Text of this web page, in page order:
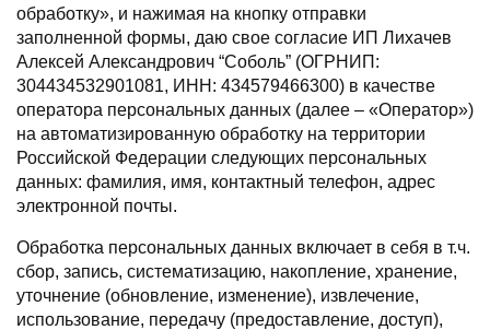
обработку», и нажимая на кнопку отправки
заполненной формы, даю свое согласие ИП Лихачев
Алексей Александрович “Соболь” (ОГРНИП:
304434532901081, ИНН: 434579466300) в качестве
оператора персональных данных (далее – «Оператор»)
на автоматизированную обработку на территории
Российской Федерации следующих персональных
данных: фамилия, имя, контактный телефон, адрес
электронной почты.
Обработка персональных данных включает в себя в т.ч.
сбор, запись, систематизацию, накопление, хранение,
уточнение (обновление, изменение), извлечение,
использование, передачу (предоставление, доступ),